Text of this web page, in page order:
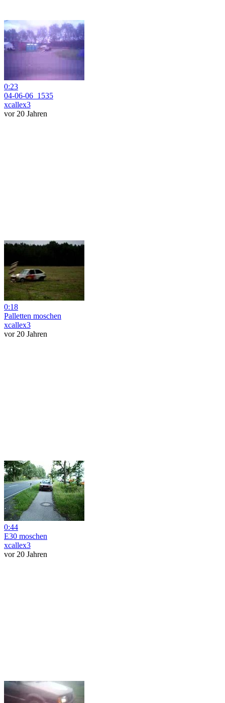
0:23
04-06-06_1535
xcallex3
vor 20 Jahren
0:18
Palletten moschen
xcallex3
vor 20 Jahren
0:44
E30 moschen
xcallex3
vor 20 Jahren